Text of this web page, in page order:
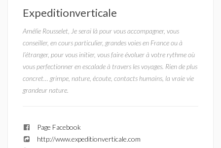
Expeditionverticale
Amélie Rousselet, Je serai là pour vous accompagner, vous
conseiller, en cours particulier, grandes voies en France ou à
l’étranger, pour vous initier, vous faire évoluer à votre rythme où
vous perfectionner en escalade à travers les voyages. Rien de plus
concret… grimpe, nature, écoute, contacts humains, la vraie vie
grandeur nature.
Page Facebook
http://www.expeditionverticale.com